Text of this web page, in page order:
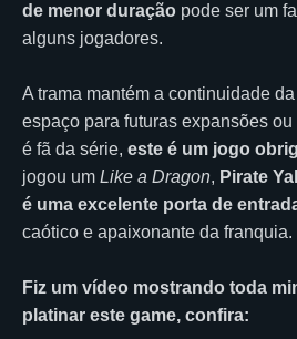
de menor duração pode ser um
alguns jogadores.
A trama mantém a continuidade
espaço para futuras expansões
é fã da série, este é um jogo
jogou um Like a Dragon, Pirate
é uma excelente porta de
caótico e apaixonante da franquia.
Fiz um vídeo mostrando toda
platinar este game, confira: